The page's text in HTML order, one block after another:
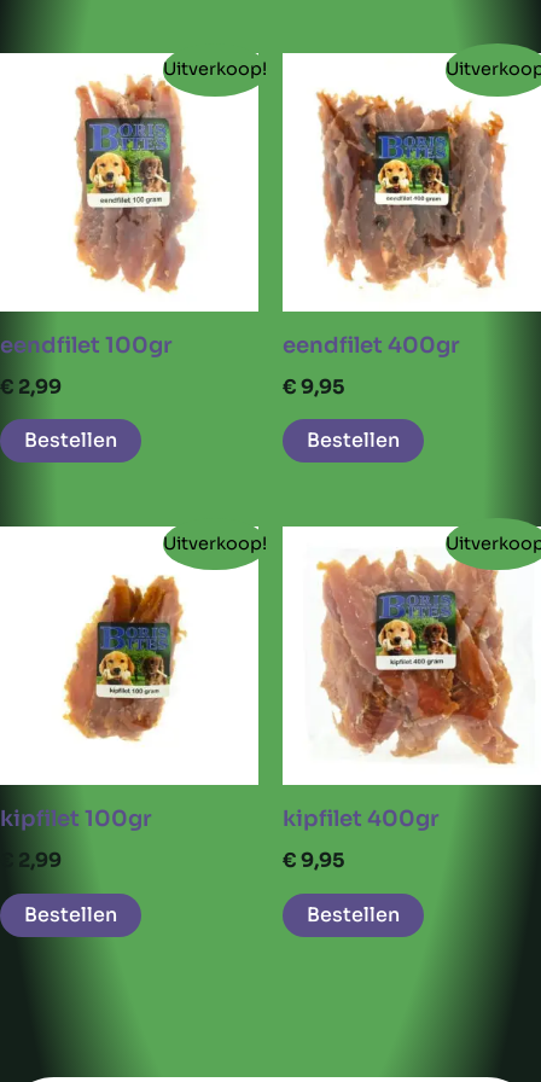
Uitverkoop!
eendfilet 100gr
€ 2,99
Bestellen
eendfilet 400gr
€9,95
Bestellen
Uitverkoop!
kipfilet 100gr
2,99
Bestellen
kipfilet 400gr
€9,95
Bestellen